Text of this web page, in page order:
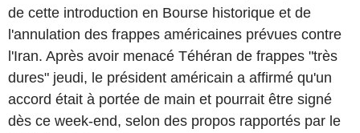
de cette introduction en Bourse historique et de
l'annulation des frappes américaines prévues contre
l'Iran. Après avoir menacé Téhéran de frappes "très
dures" jeudi, le président américain a affirmé qu'un
accord était à portée de main et pourrait être signé
dès ce week-end, selon des propos rapportés par le